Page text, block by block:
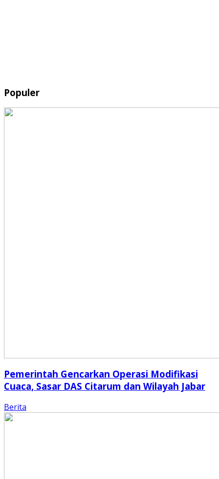
Populer
Pemerintah Gencarkan Operasi Modifikasi
Cuaca, Sasar DAS Citarum dan Wilayah Jabar
Berita